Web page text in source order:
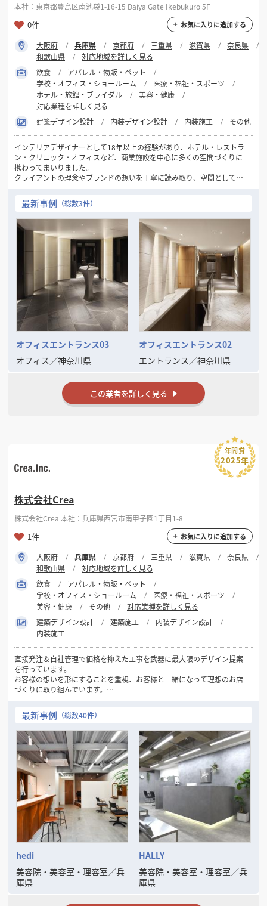
本社：東京都豊島区南池袋1-16-15 Daiya Gate Ikebukuro 5F
0件 お気に入りに追加する
大阪府 兵庫県 京都府 三重県 滋賀県
奈良県
和歌山県
対応地域を詳しく見る
飲食
アパレル・物販・ペット
学校・オフィス・ショールーム
医療・福祉・スポーツ
ホテル・旅館・ブライダル
美容・健康
対応業種を詳しく見る
建築デザイン設計
内装デザイン設計 内装施工 その他
インテリアデザイナーとして18年以上の経験があり、ホテル・レストラ
ン・クリニック・オフィスなど、商業施設を中心に多くの空間づくりに
携わってまいりました。
クライアントの理念やブランドの想いを丁寧に読み取り、空間として表
がらも、他にはないアイデアとデザインの力で、価値ある空間の実現を
目指してきました。
また、企画から竣工まで一貫して一人の担当者が対応する体制を大切に
しており、意図のぶれない進行や安心感にもご好評をいただいていま
デザインの力で空間の魅力や機能を高めたいとお考えの方と、ご一緒で
きる機会を心より楽しみにしております。
最新事例 （総数3件）
オフィスエントランス03
オフィス ／神奈川県
オフィスエントランス02
エントランス ／神奈川県
この業者を詳しく見る
株式会社Crea
株式会社Crea 本社：兵庫県西宮市南甲子園1丁目1-8
1件 お気に入りに追加する
年間賞
2025年
大阪府 兵庫県 京都府 三重県 滋賀県
奈良県
和歌山県
対応地域を詳しく見る
飲食
アパレル・物販・ペット
学校・オフィス・ショールーム
医療・福祉・スポーツ
美容・健康
その他
対応業種を詳しく見る
建築デザイン設計
建築施工
内装デザイン設計
内装施工
直接発注＆自社管理で価格を抑えた工事を武器に最大限のデザイン提案
を行っています。
お客様の想いを形にすることを重視、お客様と一緒になって理想のお店
づくりに取り組んでいます。
お気軽にお問い合わせください。
最新事例 （総数40件）
hedi
美容院・美容室・理容室／兵
庫県
HALLY
美容院・美容室・理容室／兵
庫県